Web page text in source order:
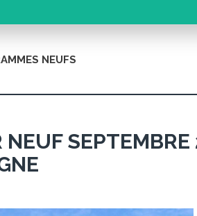
NEUFS
SEPTEMBRE